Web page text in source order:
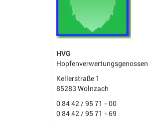
HVG
Kellerstraße 1
85283 Wolnzach
0 84 42 / 95 71 - 00
0 84 42 / 95 71 - 69